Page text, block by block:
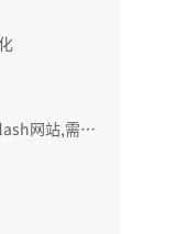
网站,需要